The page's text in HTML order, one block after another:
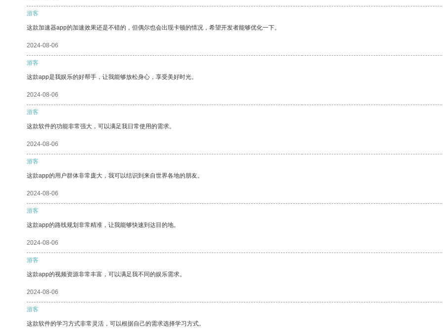
游客
这款加速器app的加速效果还是不错的，但偶尔也会出现卡顿的情况，希望开发者能够优化一下。
2024-08-06
游客
这款app是我娱乐的好帮手，让我能够放松身心，享受美好时光。
2024-08-06
游客
这款软件的功能非常强大，可以满足我日常使用的需求。
2024-08-06
游客
这款app的用户群体非常庞大，我可以结识到来自世界各地的朋友。
2024-08-06
游客
这款app的路线规划非常精准，让我能够快速到达目的地。
2024-08-06
游客
这款app的视频资源非常丰富，可以满足我不同的娱乐需求。
2024-08-06
游客
这款软件的学习方式非常灵活，可以根据自己的需求选择学习方式。